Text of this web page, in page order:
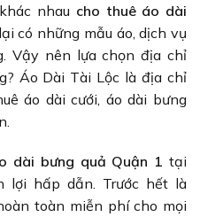
nhau cho thuê áo dài
có những mẫu áo, dịch vụ
Vậy nên lựa chọn địa chỉ
Áo Dài Tài Lộc là địa chỉ
áo dài cưới, áo dài bưng
dài bưng quả Quận 1tại
lợi hấp dẫn. Trước hết là
toàn miễn phí cho mọi